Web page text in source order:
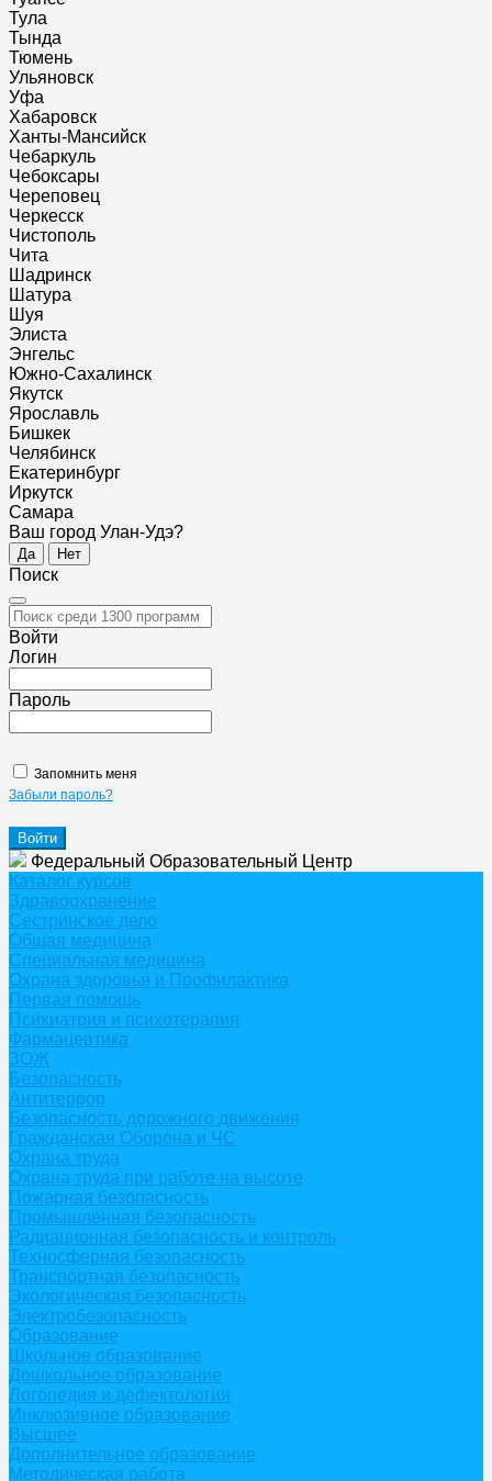
Тула
Тында
Тюмень
Ульяновск
Уфа
Хабаровск
Ханты-Мансийск
Чебаркуль
Чебоксары
Череповец
Черкесск
Чистополь
Чита
Шадринск
Шатура
Шуя
Элиста
Энгельс
Южно-Сахалинск
Якутск
Ярославль
Бишкек
Челябинск
Екатеринбург
Иркутск
Самара
Ваш город Улан-Удэ?
Да Нет
Поиск
Войти
Логин
Пароль
Запомнить меня
Забыли пароль?
Федеральный Образовательный Центр
Каталог курсов
Здравоохранение
Сестринское дело
Общая медицина
Специальная медицина
Охрана здоровья и Профилактика
Первая помощь
Психиатрия и психотерапия
Фармацевтика
ЗОЖ
Безопасность
Антитеррор
Безопасность дорожного движения
Гражданская Оборона и ЧС
Охрана труда
Охрана труда при работе на высоте
Пожарная безопасность
Промышленная безопасность
Радиационная безопасность и контроль
Техносферная безопасность
Транспортная безопасность
Экологическая безопасность
Электробезопасность
Образование
Школьное образование
Дошкольное образование
Логопедия и дефектология
Инклюзивное образование
Высшее
Дополнительное образование
Методическая работа